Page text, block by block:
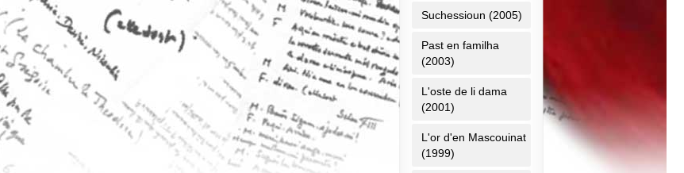
Suchessioun (2005)
Past en familha
(2003)
L'oste de li dama
(2001)
L'or d'en Mascouinat
(1999)